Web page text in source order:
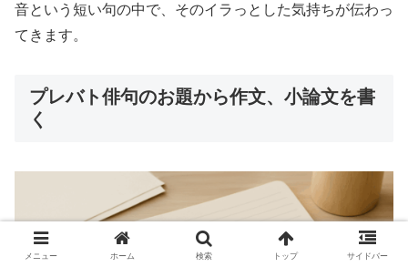
音という短い句の中で、そのイラっとした気持ちが伝わっ
てきます。
プレバト俳句のお題から作文、小論文を書
く
メニュー ホーム 検索 トップ サイドバー